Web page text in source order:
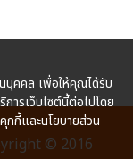
© 2016
บุคคล เพื่อให้คุณได้รับ
ารเว็บไซต์นี้ต่อไปโดย
กี้และนโยบายส่วน